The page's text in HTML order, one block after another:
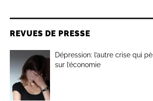
REVUES DE PRESSE
Dépression: l’autre crise qui
sur l’économie